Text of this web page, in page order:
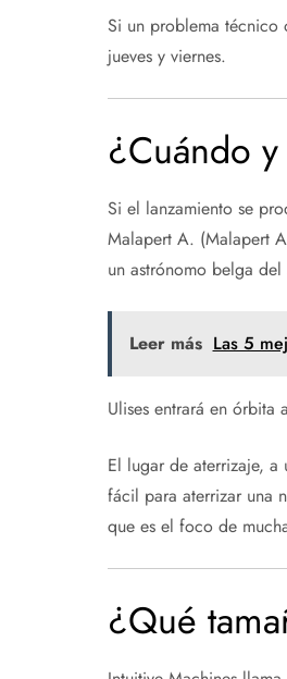
Si un problema técnico
jueves y viernes.
¿Cuándo
Si el lanzamiento se
Malapert A. (Malapert
un astrónomo belga
Leer más Las 5
Ulises entrará en órbita
El lugar de aterrizaje, a
fácil para aterrizar una
que es el foco de
¿Qué